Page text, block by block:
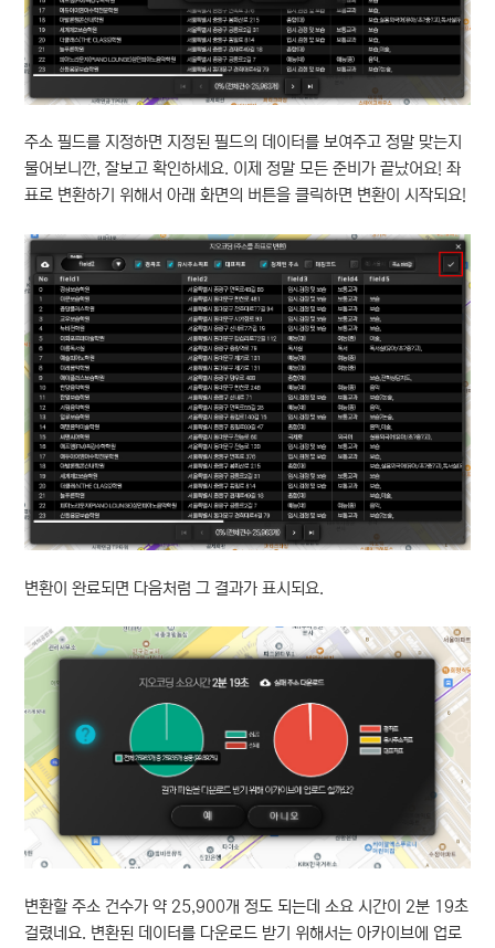
주소 필드를 지정하면 지정된 필드의 데이터를 보여주고 정말 맞는지
물어보니깐, 잘보고 확인하세요. 이제 정말 모든 준비가 끝났어요! 좌
표로 변환하기 위해서 아래 화면의 버튼을 클릭하면 변환이 시작되요!
변환이 완료되면 다음처럼 그 결과가 표시되요.
변환할 주소 건수가 약 25,900개 정도 되는데 소요 시간이 2분 19초
걸렸네요. 변환된 데이터를 다운로드 받기 위해서는 아카이브에 업로